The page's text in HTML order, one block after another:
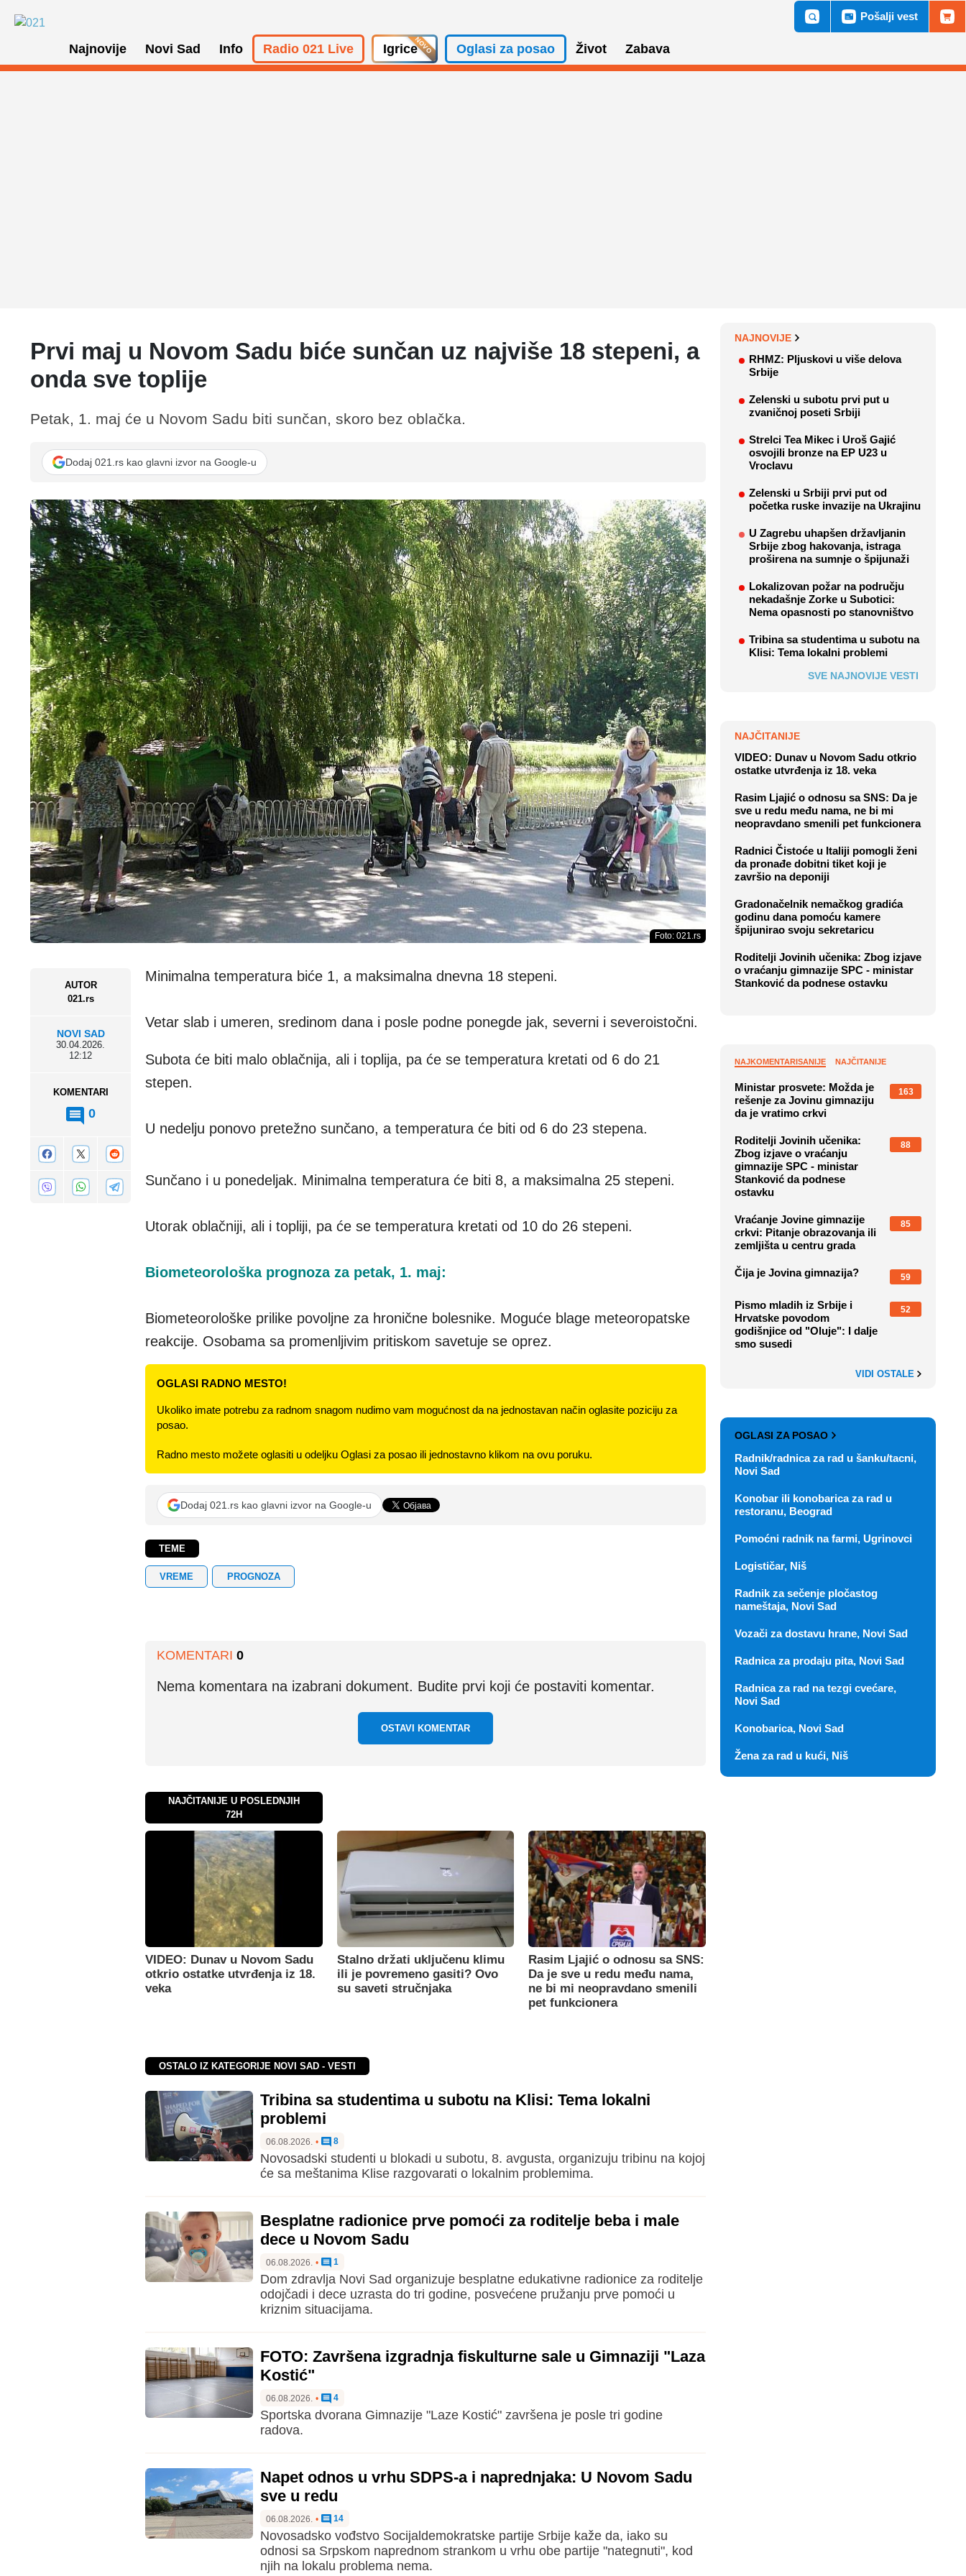
Najnovije Novi Sad Info Radio 021 Live Igrice Oglasi za posao Život Zabava
Pošalji vest
Prvi maj u Novom Sadu biće sunčan uz najviše 18 stepeni, a
onda sve toplije
AUTOR
021.rs
NOVI SAD
30.04.2026.
12:12
KOMENTARI
0
Petak, 1. maj će u Novom Sadu biti sunčan, skoro bez oblačka.
Dodaj 021.rs kao glavni izvor na Google-u
Foto: 021.rs
Minimalna temperatura biće 1, a maksimalna dnevna 18 stepeni.
Vetar slab i umeren, sredinom dana i posle podne ponegde jak, severni i severoistočni.
Subota će biti malo oblačnija, ali i toplija, pa će se temperatura kretati od 6 do 21
stepen.
U nedelju ponovo pretežno sunčano, a temperatura će biti od 6 do 23 stepena.
Sunčano i u ponedeljak. Minimalna temperatura će biti 8, a maksimalna 25 stepeni.
Utorak oblačniji, ali i topliji, pa će se temperatura kretati od 10 do 26 stepeni.
Biometeorološka prognoza za petak, 1. maj:
Biometeorološke prilike povoljne za hronične bolesnike. Moguće blage meteoropatske
reakcije. Osobama sa promenljivim pritiskom savetuje se oprez.
OGLASI RADNO MESTO!
Ukoliko imate potrebu za radnom snagom nudimo vam mogućnost da na jednostavan način oglasite poziciju za
posao.
Radno mesto možete oglasiti u odeljku Oglasi za posao ili jednostavno klikom na ovu poruku.
Dodaj 021.rs kao glavni izvor na Google-u
TEME
VREME PROGNOZA
KOMENTARI 0
Nema komentara na izabrani dokument. Budite prvi koji će postaviti komentar.
OSTAVI KOMENTAR
NAJČITANIJE U POSLEDNJIH
72H
VIDEO: Dunav u Novom Sadu
otkrio ostatke utvrđenja iz 18.
veka
Stalno držati uključenu klimu
ili je povremeno gasiti? Ovo
su saveti stručnjaka
Rasim Ljajić o odnosu sa SNS:
Da je sve u redu među nama,
ne bi mi neopravdano smenili
pet funkcionera
OSTALO IZ KATEGORIJE NOVI SAD - VESTI
Tribina sa studentima u subotu na Klisi: Tema lokalni
problemi
06.08.2026. • 8
Novosadski studenti u blokadi u subotu, 8. avgusta, organizuju tribinu na kojoj
će sa meštanima Klise razgovarati o lokalnim problemima.
Besplatne radionice prve pomoći za roditelje beba i male
dece u Novom Sadu
06.08.2026. • 1
Dom zdravlja Novi Sad organizuje besplatne edukativne radionice za roditelje
odojčadi i dece uzrasta do tri godine, posvećene pružanju prve pomoći u
kriznim situacijama.
FOTO: Završena izgradnja fiskulturne sale u Gimnaziji "Laza
Kostić"
06.08.2026. • 4
Sportska dvorana Gimnazije "Laze Kostić" završena je posle tri godine
radova.
Napet odnos u vrhu SDPS-a i naprednjaka: U Novom Sadu
sve u redu
06.08.2026. • 14
Novosadsko vođstvo Socijaldemokratske partije Srbije kaže da, iako su
odnosi sa Srpskom naprednom strankom u vrhu obe partije "nategnuti", kod
njih na lokalu problema nema.
NAJNOVIJE
RHMZ: Pljuskovi u više delova
Srbije
Zelenski u subotu prvi put u
zvaničnoj poseti Srbiji
Strelci Tea Mikec i Uroš Gajić
osvojili bronze na EP U23 u
Vroclavu
Zelenski u Srbiji prvi put od
početka ruske invazije na Ukrajinu
U Zagrebu uhapšen državljanin
Srbije zbog hakovanja, istraga
proširena na sumnje o špijunaži
Lokalizovan požar na području
nekadašnje Zorke u Subotici:
Nema opasnosti po stanovništvo
Tribina sa studentima u subotu na
Klisi: Tema lokalni problemi
SVE NAJNOVIJE VESTI
NAJČITANIJE
VIDEO: Dunav u Novom Sadu otkrio
ostatke utvrđenja iz 18. veka
Rasim Ljajić o odnosu sa SNS: Da je
sve u redu među nama, ne bi mi
neopravdano smenili pet funkcionera
Radnici Čistoće u Italiji pomogli ženi
da pronađe dobitni tiket koji je
završio na deponiji
Gradonačelnik nemačkog gradića
godinu dana pomoću kamere
špijunirao svoju sekretaricu
Roditelji Jovinih učenika: Zbog izjave
o vraćanju gimnazije SPC - ministar
Stanković da podnese ostavku
NAJKOMENTARISANIJE NAJČITANIJE
Ministar prosvete: Možda je
rešenje za Jovinu gimnaziju
da je vratimo crkvi
163
Roditelji Jovinih učenika:
Zbog izjave o vraćanju
gimnazije SPC - ministar
Stanković da podnese
ostavku
88
Vraćanje Jovine gimnazije
crkvi: Pitanje obrazovanja ili
zemljišta u centru grada
85
Čija je Jovina gimnazija? 59
Pismo mladih iz Srbije i
Hrvatske povodom
godišnjice od "Oluje": I dalje
smo susedi
52
VIDI OSTALE
OGLASI ZA POSAO
Radnik/radnica za rad u šanku/tacni,
Novi Sad
Konobar ili konobarica za rad u
restoranu, Beograd
Pomoćni radnik na farmi, Ugrinovci
Logističar, Niš
Radnik za sečenje pločastog
nameštaja, Novi Sad
Vozači za dostavu hrane, Novi Sad
Radnica za prodaju pita, Novi Sad
Radnica za rad na tezgi cvećare,
Novi Sad
Konobarica, Novi Sad
Žena za rad u kući, Niš